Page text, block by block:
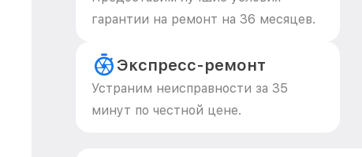
гарантии на ремонт на 36 месяцев.
Экспресс-ремонт
Устраним неисправности за 35
минут по честной цене.